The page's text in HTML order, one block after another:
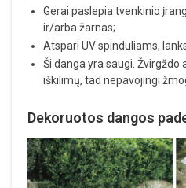
Gerai paslepia tvenkinio
ir/arba žarnas;
Atspari UV spinduliams,
Ši danga yra saugi.
iškilimų, tad nepavojingi
Dekoruotos dangos